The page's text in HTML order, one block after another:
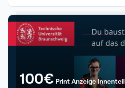
100€ Print Anzeige Innenteil